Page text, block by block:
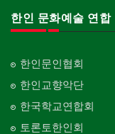
한인 문화예술 연합
한인문인협회
한인교향악단
한국학교연합회
토론토한인회